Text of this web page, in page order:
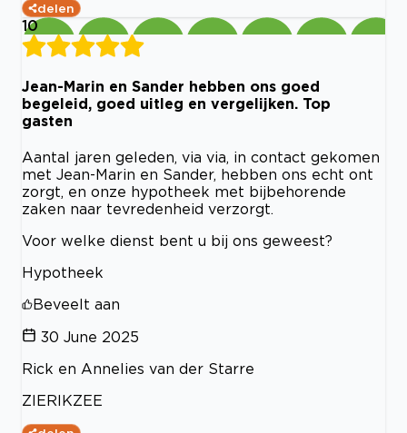
delen
10
Jean-Marin en Sander hebben ons goed
begeleid, goed uitleg en vergelijken. Top
gasten
Aantal jaren geleden, via via, in contact gekomen
met Jean-Marin en Sander, hebben ons echt ont
zorgt, en onze hypotheek met bijbehorende
zaken naar tevredenheid verzorgt.
Voor welke dienst bent u bij ons geweest?
Hypotheek
Beveelt aan
30 June 2025
Rick en Annelies van der Starre
ZIERIKZEE